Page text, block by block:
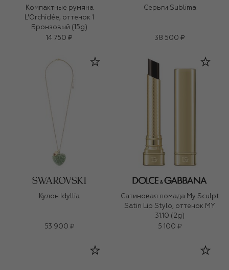
Компактные румяна
L'Orchidée, оттенок 1
Бронзовый (15g)
14 750 ₽
Серьги Sublima
38 500 ₽
Кулон Idyllia
53 900 ₽
Сатиновая помада My Sculpt
Satin Lip Stylo, оттенок MY
31.10 (2g)
5 100 ₽